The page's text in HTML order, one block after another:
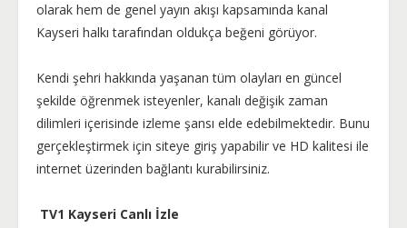
olarak hem de genel yayın akışı kapsamında kanal
Kayseri halkı tarafından oldukça beğeni görüyor.
Kendi şehri hakkında yaşanan tüm olayları en güncel
şekilde öğrenmek isteyenler, kanalı değişik zaman
dilimleri içerisinde izleme şansı elde edebilmektedir. Bunu
gerçekleştirmek için siteye giriş yapabilir ve HD kalitesi ile
internet üzerinden bağlantı kurabilirsiniz.
TV1 Kayseri Canlı İzle